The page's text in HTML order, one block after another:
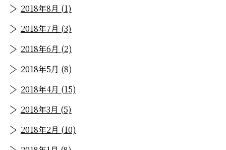
2018年8月 (1)
2018年7月 (3)
2018年6月 (2)
2018年5月 (8)
2018年4月 (15)
2018年3月 (5)
2018年2月 (10)